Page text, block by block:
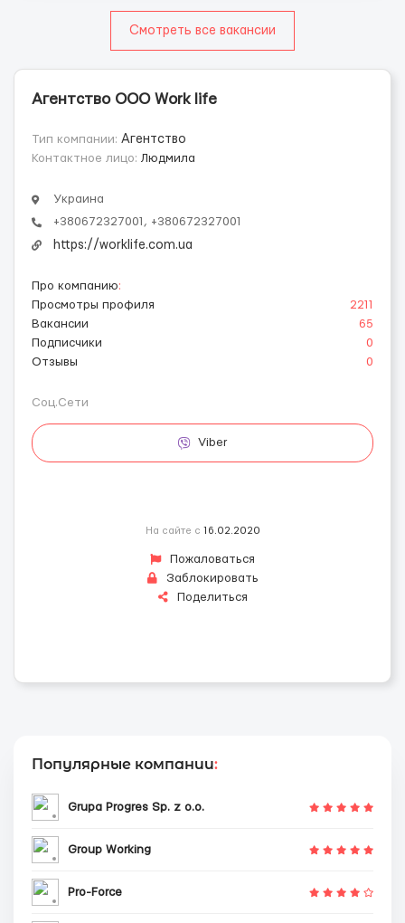
Смотреть все вакансии
Агентство ООО Work life
Тип компании: Агентство
Контактное лицо: Людмила
Украина
+380672327001, +380672327001
https://worklife.com.ua
Про компанию:
Просмотры профиля
2211
Вакансии
65
Подписчики
0
Отзывы
0
Соц.Сети
Viber
На сайте с 16.02.2020
Пожаловаться
Заблокировать
Поделиться
Популярные компании:
Grupa Progres Sp. z o.o.
Group Working
Pro-Force